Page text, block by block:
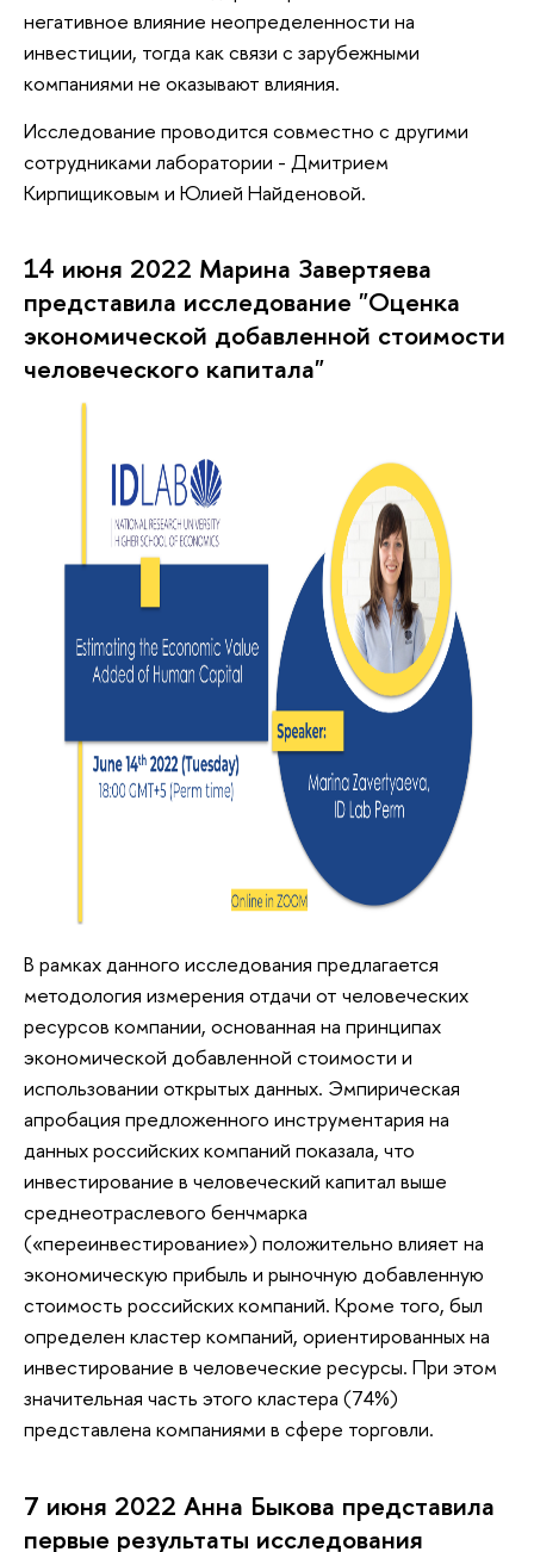
негативное влияние неопределенности на
инвестиции, тогда как связи с зарубежными
компаниями не оказывают влияния.
Исследование проводится совместно с другими
сотрудниками лаборатории - Дмитрием
Кирпищиковым и Юлией Найденовой.
14 июня 2022 Марина Завертяева
представила исследование "Оценка
экономической добавленной стоимости
человеческого капитала"
В рамках данного исследования предлагается
методология измерения отдачи от человеческих
ресурсов компании, основанная на принципах
экономической добавленной стоимости и
использовании открытых данных. Эмпирическая
апробация предложенного инструментария на
данных российских компаний показала, что
инвестирование в человеческий капитал выше
среднеотраслевого бенчмарка
(«переинвестирование») положительно влияет на
экономическую прибыль и рыночную добавленную
стоимость российских компаний. Кроме того, был
определен кластер компаний, ориентированных на
инвестирование в человеческие ресурсы. При этом
значительная часть этого кластера (74%)
представлена компаниями в сфере торговли.
7 июня 2022 Анна Быкова представила
первые результаты исследования